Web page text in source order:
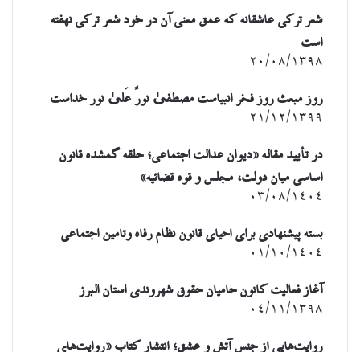
شعر ترکی عاشقانه که عمق معنی آن در خود شعر ترکی نهفته
است
۲۰/۰۸/۱۳۹۸
روز مبعث روز فخر انبیاست مصطفیٰ نورٌ عَلیٰ نور خداست
۲۱/۱۲/۱۳۹۹
در تأیید مقاله «دیوان عدالت اجتماعی؛ حلقه گمشده قانون
اساسی میان دولت، مجلس و قوه قضائیه»
۰۳/۰۸/۱۴۰۴
بسته پیشنهادی برای احیای قانون نظام رفاه وتامین اجتماعی
۰۱/۱۰/۱۴۰۴
آغاز فعالیت کانون حامیان حقوق شهروندی استان البرز
۰۴/۱۱/۱۳۹۸
روایت‌هایی از جنس آتش و عشق؛ انتشار کتاب «روایت‌های